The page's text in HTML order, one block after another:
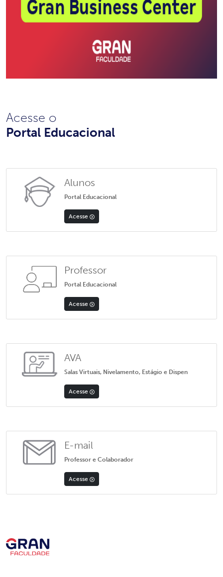
Acesse o
Portal Educacional
Alunos
Portal Educacional
Acesse
Professor
Portal Educacional
Acesse
AVA
Salas Virtuais, Nivelamento, Estágio e Dispen
Acesse
E-mail
Professor e Colaborador
Acesse